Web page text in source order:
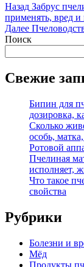
Навигация
по
записям
Назад Предыдущая
запись:
Забрус
применять, вред и
Далее Следующая
запись:
Поиск
Свежие
Бипин для
дозировка,
Сколько
особь,
Ротовой
Пчелиная
исполняет,
Что такое
свойства
Рубрики
Болезни и
Мёд
Продукты